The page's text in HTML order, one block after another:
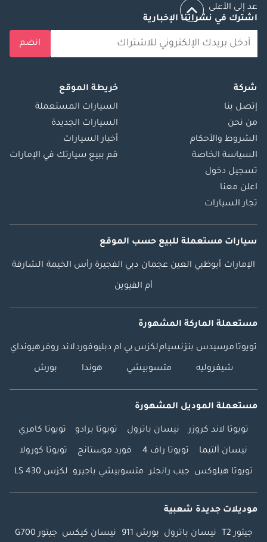
عد إلى الأعلى
اشترك في نشراتنا الإخبارية
انضم
شركة
إتصل بنا
من نحن
الشروط والأحكام
السياسة الخاصة
تسجيل دخول
اعلن معنا
تجار السيارات
خريطة الموقع
السيارات المستعملة
السيارات الجديدة
أخبار السيارات
قم ببيع سيارتك في الإمارات
سيارات مستعملة للبيع حسب الموقع
الإمارات أبوظبي العين عجمان دبي الفجيرة رأس الخيمة الشارقة
أم القيوين
مستعملة الماركة المشهورة
تويوتا مرسيدس بنزنسياملكزس بي ام دبليوفوردلاند روفرهيونداي
شيفروليه متسوبيشي هوندا بورش
مستعملة الموديل المشهورة
تويوتا لاند كروزر نيسان باترول تويوتا برادو تويوتا كامري
نيسان ألتيما تويوتا راف 4 فورد موستانج تويوتا كورولا
تويوتا هيلوكس جيب رانجلر متسوبيشي باجيرو لكزس LS 430
موديلات جديدة شعبية
جيتور T2 نيسان باترول بورش 911 نيسان كيكس جيتور G700